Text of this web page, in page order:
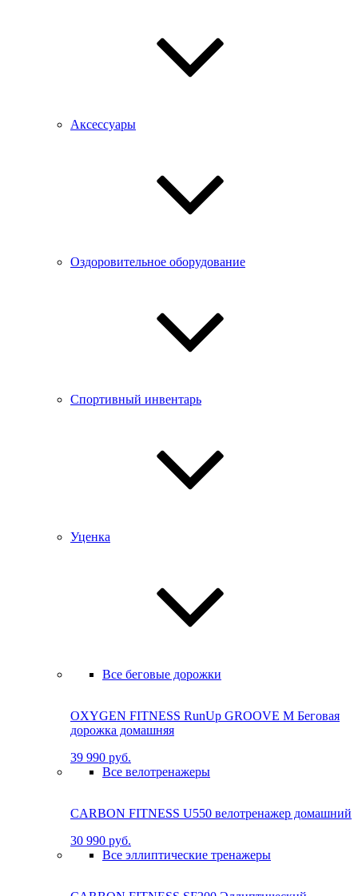
Аксессуары
Оздоровительное оборудование
Спортивный инвентарь
Уценка
Все беговые дорожки
OXYGEN FITNESS RunUp GROOVE M Бе­го­вая
до­рож­ка до­маш­няя
39 990 руб.
Все велотренажеры
CARBON FITNESS U550 велотренажер домашний
30 990 руб.
Все эллиптические тренажеры